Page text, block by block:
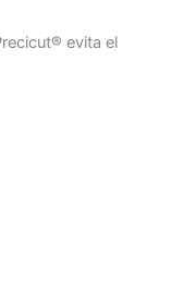
evita el